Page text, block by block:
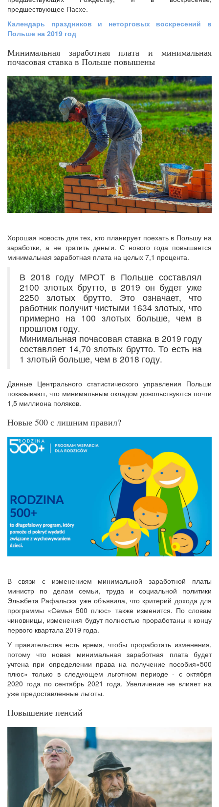
предшествующее Пасхе.
Календарь праздников и неторговых воскресений в
Польше на 2019 год
Минимальная заработная плата и минимальная
почасовая ставка в Польше повышены
Хорошая новость для тех, кто планирует поехать в Польшу на
заработки, а не тратить деньги. С нового года повышается
минимальная заработная плата на целых 7,1 процента.
В 2018 году МРОТ в Польше составлял
2100 злотых брутто, в 2019 он будет уже
2250 злотых брутто. Это означает, что
работник получит чистыми 1634 злотых, что
примерно на 100 злотых больше, чем в
прошлом году.
Минимальная почасовая ставка в 2019 году
составляет 14,70 злотых брутто. То есть на
1 злотый больше, чем в 2018 году.
Данные Центрального статистического управления Польши
показывают, что минимальным окладом довольствуются почти
1,5 миллиона поляков.
Новые 500 с лишним правил?
В связи с изменением минимальной заработной платы
министр по делам семьи, труда и социальной политики
Эльжбета Рафальска уже объявила, что критерий дохода для
программы «Семья 500 плюс» также изменится. По словам
чиновницы, изменения будут полностью проработаны к концу
первого квартала 2019 года.
У правительства есть время, чтобы проработать изменения,
потому что новая минимальная заработная плата будет
учтена при определении права на получение пособия«500
плюс» только в следующем льготном периоде - с октября
2020 года по сентябрь 2021 года. Увеличение не влияет на
уже предоставленные льготы.
Повышение пенсий